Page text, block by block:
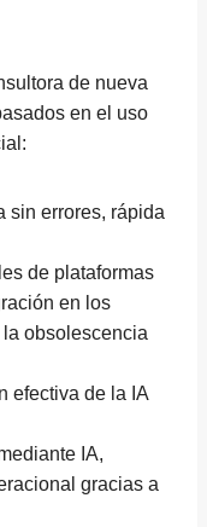
de nueva
en el uso
sin errores, rápida
de plataformas
en los
obsolescencia
efectiva de la IA
IA,
gracias a